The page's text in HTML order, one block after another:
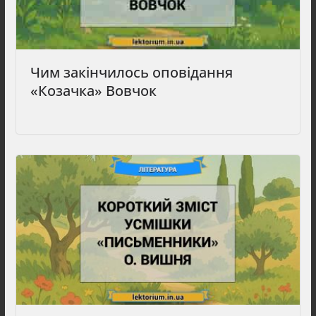
Чим закінчилось оповідання
«Козачка» Вовчок